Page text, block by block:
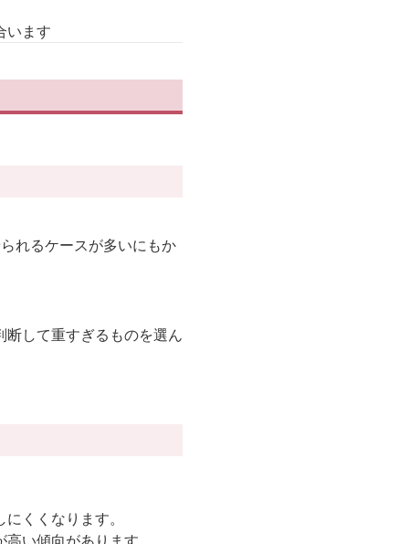
います
れるケースが多いにもか
して重すぎるものを選ん
くくなります。